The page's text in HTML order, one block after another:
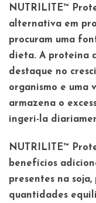
NUTRILITE™
alternativa em
procuram uma
dieta. A proteína
destaque no
organismo e uma
armazena o
ingeri-la
NUTRILITE™
benefícios
presentes na
quantidades